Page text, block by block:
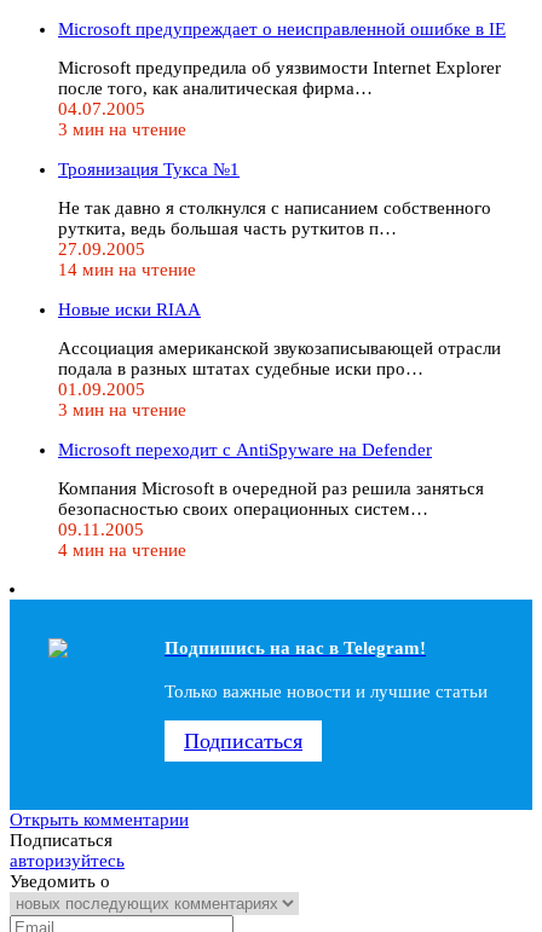
Microsoft предупреждает о неисправленной ошибке в IE
Microsoft предупредила об уязвимости Internet Explorer
после того, как аналитическая фирма…
04.07.2005
3 мин на чтение
Троянизация Тукса №1
Не так давно я столкнулся с написанием собственного
руткита, ведь большая часть руткитов п…
27.09.2005
14 мин на чтение
Новые иски RIAA
Ассоциация американской звукозаписывающей отрасли
подала в разных штатах судебные иски про…
01.09.2005
3 мин на чтение
Microsoft переходит с AntiSpyware на Defender
Компания Microsoft в очередной раз решила заняться
безопасностью своих операционных систем…
09.11.2005
4 мин на чтение
Подпишись на наc в Telegram!
Только важные новости и лучшие статьи
Подписаться
Открыть комментарии
Подписаться
авторизуйтесь
Уведомить о